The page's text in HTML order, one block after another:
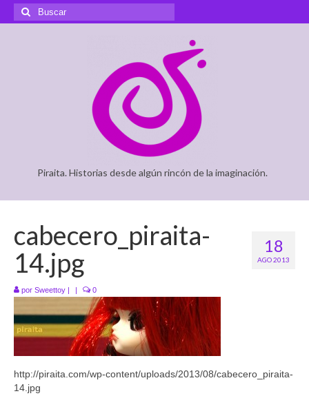
Buscar
por:
Piraita. Historias desde algún rincón de la imaginación.
18
AGO 2013
cabecero_piraita-
14.jpg
por Sweettoy | | 0
http://piraita.com/wp-content/uploads/2013/08/cabecero_piraita-
14.jpg